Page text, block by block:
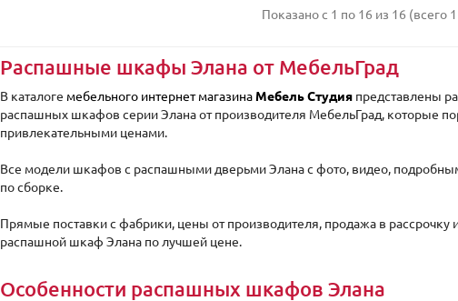
Показано с 1 по 16 из 16 (всего
Распашные шкафы Элана от МебельГрад
В каталоге мебельного интернет магазинаМебель Студия представлены
распашных шкафов серии Элана от производителя МебельГрад, которые
привлекательными ценами.
Все модели шкафов с распашными дверьми Элана с фото, видео,
по сборке.
Прямые поставки с фабрики, цены от производителя, продажа в рассрочку
распашной шкаф Элана по лучшей цене.
Особенности распашных шкафов Элана